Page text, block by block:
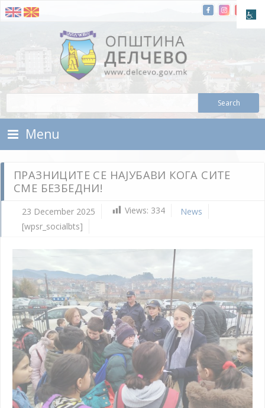
Skip To Content
Municipality of Delchevo
Menu
ПРАЗНИЦИТЕ СЕ НАЈУБАВИ КОГА СИТЕ
СМЕ БЕЗБЕДНИ!
23 December 2025 Views: 334
News
[wpsr_socialbts]